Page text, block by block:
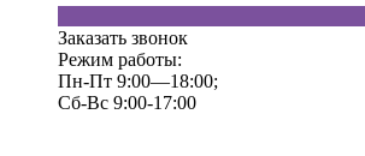
Заказать звонок
Режим работы:
Пн-Пт 9:00—18:00;
Сб-Вс 9:00-17:00